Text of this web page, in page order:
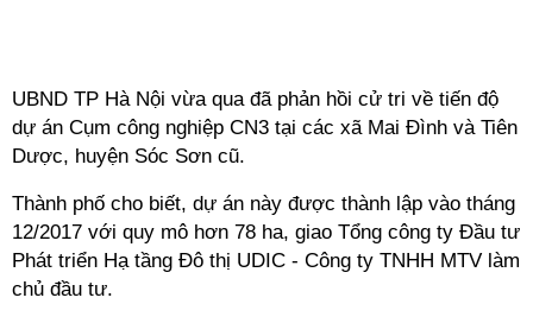
UBND TP Hà Nội vừa qua đã phản hồi cử tri về tiến độ
dự án Cụm công nghiệp CN3 tại các xã Mai Đình và Tiên
Dược, huyện Sóc Sơn cũ.
Thành phố cho biết, dự án này được thành lập vào tháng
12/2017 với quy mô hơn 78 ha, giao Tổng công ty Đầu tư
Phát triển Hạ tầng Đô thị UDIC - Công ty TNHH MTV làm
chủ đầu tư.